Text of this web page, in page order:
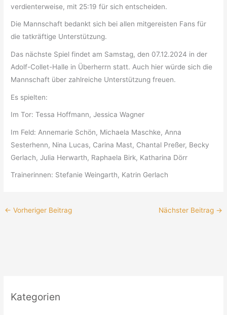
Kategorien
verdienterweise, mit 25:19 für sich entscheiden.
Die Mannschaft bedankt sich bei allen mitgereisten Fans für
die tatkräftige Unterstützung.
Das nächste Spiel findet am Samstag, den 07.12.2024 in der
Adolf-Collet-Halle in Überherrn statt. Auch hier würde sich die
Mannschaft über zahlreiche Unterstützung freuen.
Es spielten:
Im Tor: Tessa Hoffmann, Jessica Wagner
Im Feld: Annemarie Schön, Michaela Maschke, Anna
Sesterhenn, Nina Lucas, Carina Mast, Chantal Preßer, Becky
Gerlach, Julia Herwarth, Raphaela Birk, Katharina Dörr
Trainerinnen: Stefanie Weingarth, Katrin Gerlach
← Vorheriger Beitrag Nächster Beitrag →